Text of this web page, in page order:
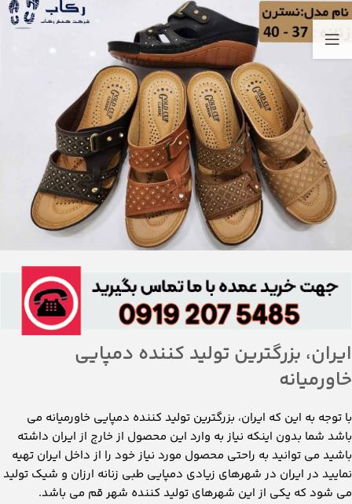
ایران، بزرگترین تولید کننده دمپایی
خاورمیانه
با توجه به این که ایران، بزرگترین تولید کننده دمپایی خاورمیانه می
باشد شما بدون اینکه نیاز به وارد این محصول از خارج از ایران داشته
باشید می توانید به راحتی محصول مورد نیاز خود را از داخل ایران تهیه
نمایید در ایران در شهرهای زیادی دمپایی طبی زنانه ارزان و شیک تولید
می شود که یکی از این شهرهای تولید کننده شهر قم می باشد.